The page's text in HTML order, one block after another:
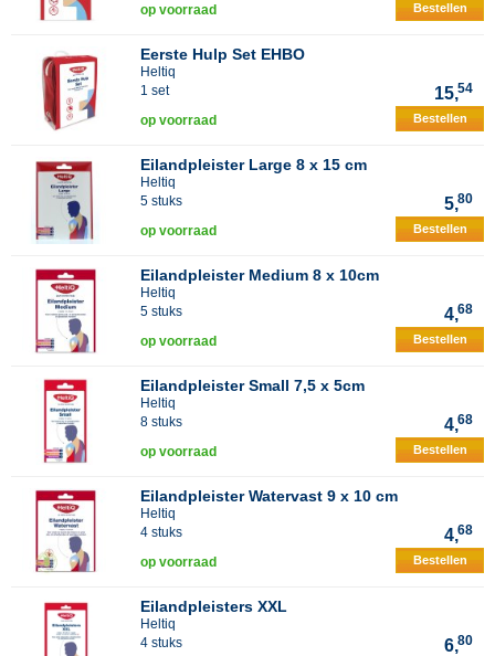
op voorraad Bestellen
Eerste Hulp Set EHBO
Heltiq
1 set
15,54
op voorraad Bestellen
Eilandpleister Large 8 x 15 cm
Heltiq
5 stuks
5,80
op voorraad Bestellen
Eilandpleister Medium 8 x 10cm
Heltiq
5 stuks
4,68
op voorraad Bestellen
Eilandpleister Small 7,5 x 5cm
Heltiq
8 stuks
4,68
op voorraad Bestellen
Eilandpleister Watervast 9 x 10 cm
Heltiq
4 stuks
4,68
op voorraad Bestellen
Eilandpleisters XXL
Heltiq
4 stuks
6,80